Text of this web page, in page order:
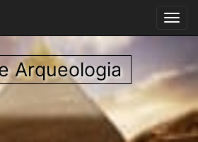
Arqueologia